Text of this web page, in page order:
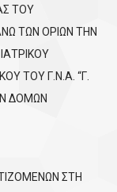
ΤΟΥ
ΤΩΝ ΟΡΙΩΝ ΤΗΝ
ΤΟΥ Γ.Ν.Α. “Γ.
ΔΟΜΩΝ
ΣΤΗ